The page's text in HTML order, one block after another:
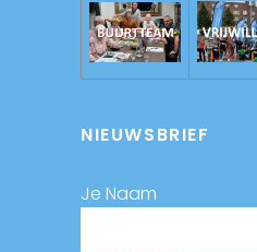
NIEUWSBRIEF
Je Naam